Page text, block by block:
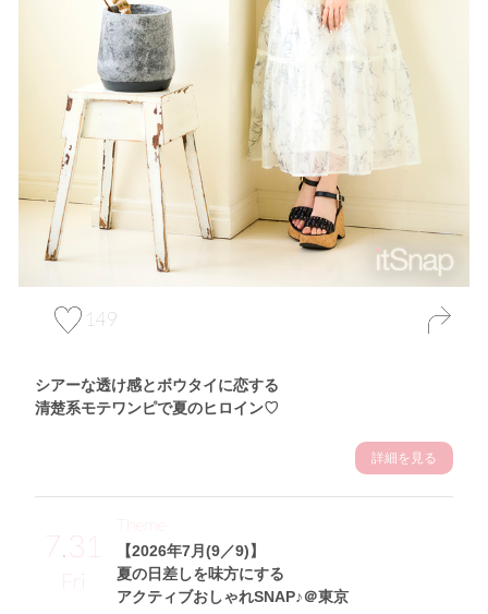
149
シアーな透け感とボウタイに恋する
清楚系モテワンピで夏のヒロイン♡
詳細を見る
7.31
Fri
【2026年7月(9／9)】
夏の日差しを味方にする
アクティブおしゃれSNAP♪＠東京
Theme